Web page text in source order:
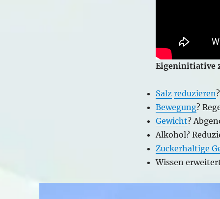
Eigeninitiative
Salz reduzieren
Bewegung?
Gewicht?
Alkohol?
Zuckerhaltige
Wissen